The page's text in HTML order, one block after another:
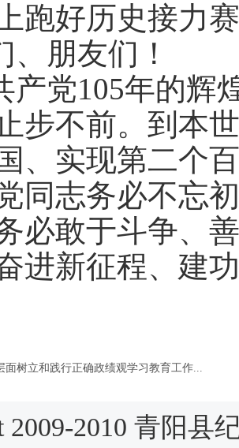
跑好历史接力
、朋友们！
产党105年的辉
步不前。到本
、实现第二个
同志务必不忘
必敢于斗争、
进新征程、建
面树立和践行正确政绩观学习教育工作...
2009-2010 青阳县